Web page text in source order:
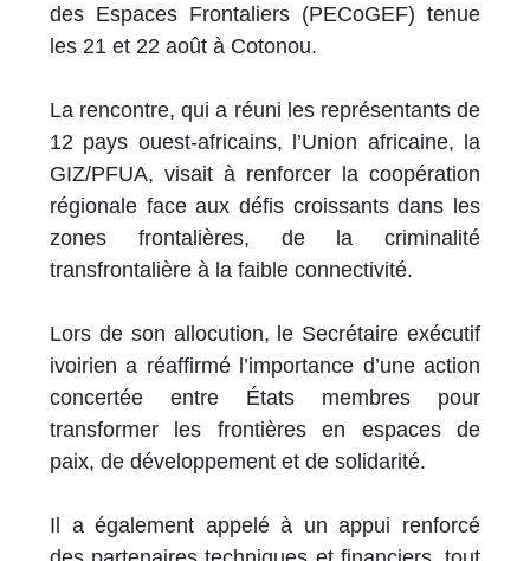
des Espaces Frontaliers (PECoGEF) tenue
les 21 et 22 août à Cotonou.
La rencontre, qui a réuni les représentants de
12 pays ouest-africains, l’Union africaine, la
GIZ/PFUA, visait à renforcer la coopération
régionale face aux défis croissants dans les
zones frontalières, de la criminalité
transfrontalière à la faible connectivité.
Lors de son allocution, le Secrétaire exécutif
ivoirien a réaffirmé l’importance d’une action
concertée entre États membres pour
transformer les frontières en espaces de
paix, de développement et de solidarité.
Il a également appelé à un appui renforcé